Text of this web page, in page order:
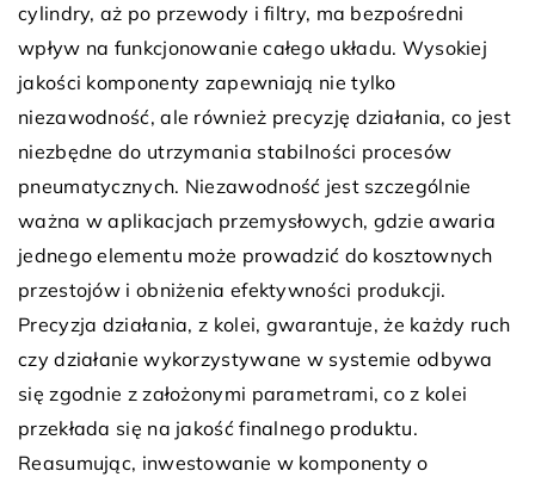
cylindry, aż po przewody i filtry, ma bezpośredni
wpływ na funkcjonowanie całego układu. Wysokiej
jakości komponenty zapewniają nie tylko
niezawodność, ale również precyzję działania, co jest
niezbędne do utrzymania stabilności procesów
pneumatycznych. Niezawodność jest szczególnie
ważna w aplikacjach przemysłowych, gdzie awaria
jednego elementu może prowadzić do kosztownych
przestojów i obniżenia efektywności produkcji.
Precyzja działania, z kolei, gwarantuje, że każdy ruch
czy działanie wykorzystywane w systemie odbywa
się zgodnie z założonymi parametrami, co z kolei
przekłada się na jakość finalnego produktu.
Reasumując, inwestowanie w komponenty o